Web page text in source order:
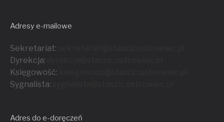
Adresy e-mailowe
Sekretariat:
Dyrekcja:
Księgowość:
Sygnalista:
Adres do e-doręczeń